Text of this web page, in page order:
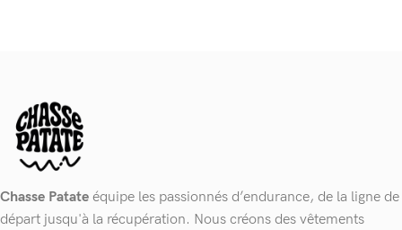
Chasse Patate équipe les passionnés d’endurance, de la ligne de
départ jusqu'à la récupération. Nous créons des vêtements